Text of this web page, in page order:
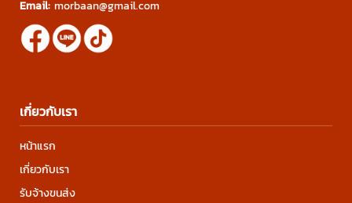
Email: morbaan@gmail.com
เกี่ยวกับเรา
หน้าแรก
เกี่ยวกับเรา
รับจ้างขนส่ง